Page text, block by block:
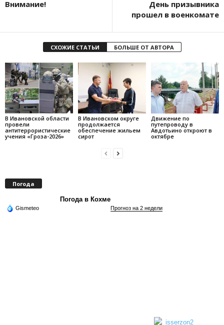
Внимание!
День призывника
прошел в военкомате
СХОЖИЕ СТАТЬИ БОЛЬШЕ ОТ АВТОРА
В Ивановской области
провели
антитеррористические
учения «Гроза-2026»
В Ивановском округе
продолжается
обеспечение жильем
сирот
Движение по
путепроводу в
Авдотьино откроют в
октябре
Погода
Погода в Кохме
Gismeteo Прогноз на 2 недели